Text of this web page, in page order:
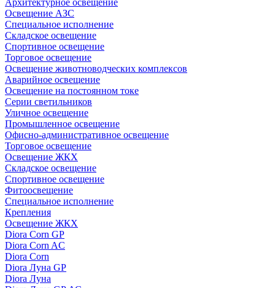
Архитектурное освещение
Освещение АЗС
Специальное исполнение
Складское освещение
Спортивное освещение
Торговое освещение
Освещение животноводческих комплексов
Аварийное освещение
Освещение на постоянном токе
Серии светильников
Уличное освещение
Промышленное освещение
Офисно-административное освещение
Торговое освещение
Освещение ЖКХ
Складское освещение
Спортивное освещение
Фитоосвещение
Специальное исполнение
Крепления
Освещение ЖКХ
Diora Corn GP
Diora Corn AC
Diora Corn
Diora Луна GP
Diora Луна